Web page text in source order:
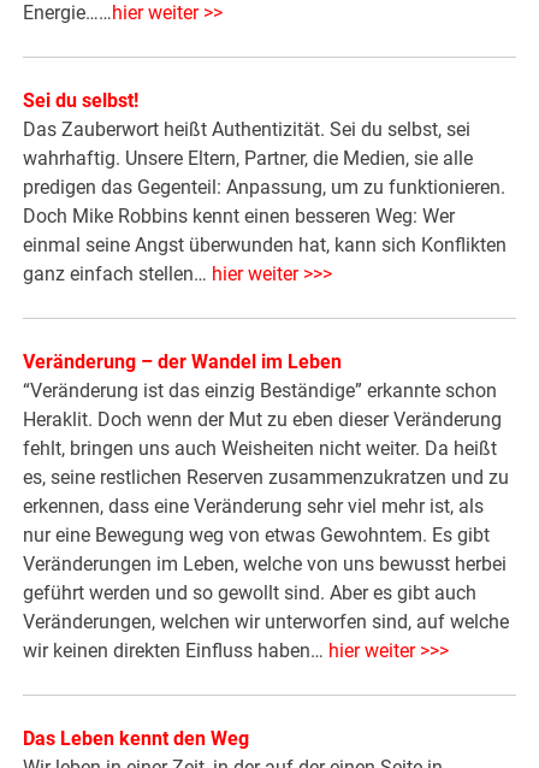
Energie……hier weiter >>
Sei du selbst!
Das Zauberwort heißt Authentizität. Sei du selbst, sei
wahrhaftig. Unsere Eltern, Partner, die Medien, sie alle
predigen das Gegenteil: Anpassung, um zu funktionieren.
Doch Mike Robbins kennt einen besseren Weg: Wer
einmal seine Angst überwunden hat, kann sich Konflikten
ganz einfach stellen… hier weiter >>>
Veränderung – der Wandel im Leben
“Veränderung ist das einzig Beständige” erkannte schon
Heraklit. Doch wenn der Mut zu eben dieser Veränderung
fehlt, bringen uns auch Weisheiten nicht weiter. Da heißt
es, seine restlichen Reserven zusammenzukratzen und zu
erkennen, dass eine Veränderung sehr viel mehr ist, als
nur eine Bewegung weg von etwas Gewohntem. Es gibt
Veränderungen im Leben, welche von uns bewusst herbei
geführt werden und so gewollt sind. Aber es gibt auch
Veränderungen, welchen wir unterworfen sind, auf welche
wir keinen direkten Einfluss haben… hier weiter >>>
Das Leben kennt den Weg